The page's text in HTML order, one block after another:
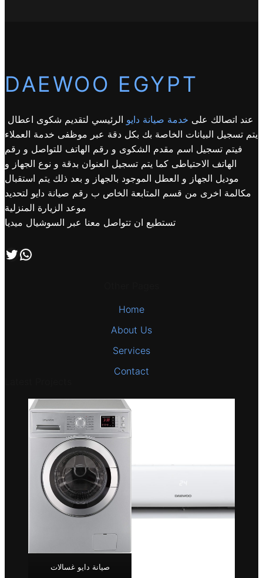
DAEWOO EGYPT
عند اتصالك على خدمة صيانة دايو الرئيسي لتقديم شكوى اعطال
يتم تسجيل البيانات الخاصة بك بكل دقة عبر موظفى خدمة العملاء
فيتم تسجيل اسم مقدم الشكوى و رقم الهاتف للتواصل و رقم
الهاتف الاحتياطى كما يتم تسجيل العنوان بدقة و نوع الجهاز و
موديل الجهاز و العطل الموجود بالجهاز و بعد ذلك يتم استقبال
مكالمة اخرى من قسم المتابعة الخاص ب رقم صيانة دايو لتحديد
موعد الزيارة المنزلية
تستطيع ان تتواصل معنا عبر السوشيال ميديا
تابعنا علي صفحة التويتر اتصل بنا علي طريق الوتساب
Home
About Us
Services
Contact
صيانة دايو غسالات